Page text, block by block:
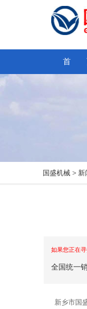
首
国盛机械 > 新
如果您正在
全国统一
新乡市国盛